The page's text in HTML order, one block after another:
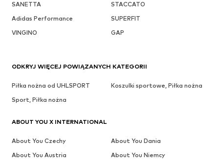
SANETTA
STACCATO
Adidas Performance
SUPERFIT
VINGINO
GAP
ODKRYJ WIĘCEJ POWIĄZANYCH KATEGORII
Piłka nożna od UHLSPORT
Koszulki sportowe, Piłka nożna
Sport, Piłka nożna
ABOUT YOU X INTERNATIONAL
About You Czechy
About You Dania
About You Austria
About You Niemcy